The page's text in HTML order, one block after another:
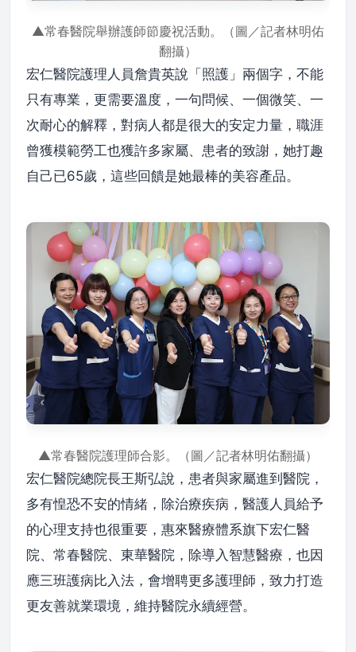
▲常春醫院舉辦護師節慶祝活動。（圖／記者林明佑
翻攝）
宏仁醫院護理人員詹貴英說「照護」兩個字，不能
只有專業，更需要溫度，一句問候、一個微笑、一
次耐心的解釋，對病人都是很大的安定力量，職涯
曾獲模範勞工也獲許多家屬、患者的致謝，她打趣
自己已65歲，這些回饋是她最棒的美容產品。
▲常春醫院護理師合影。（圖／記者林明佑翻攝）
宏仁醫院總院長王斯弘說，患者與家屬進到醫院，
多有惶恐不安的情緒，除治療疾病，醫護人員給予
的心理支持也很重要，惠來醫療體系旗下宏仁醫
院、常春醫院、東華醫院，除導入智慧醫療，也因
應三班護病比入法，會增聘更多護理師，致力打造
更友善就業環境，維持醫院永續經營。